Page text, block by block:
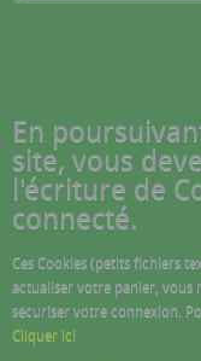
En
site, vous
l'écriture de
connecté.
Ces Cookies (petits fichiers
actualiser votre panier, vous
sécuriser votre connexion.
Cliquer ici